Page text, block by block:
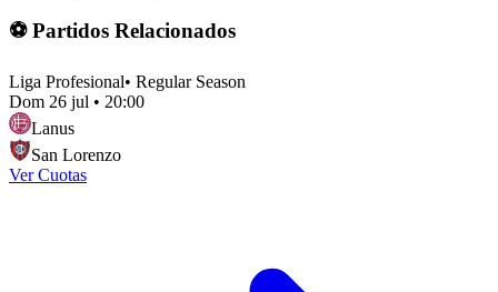
⚽ Partidos Relacionados
Liga Profesional• Regular Season
Dom 26 jul • 20:00
Lanus
San Lorenzo
Ver Cuotas